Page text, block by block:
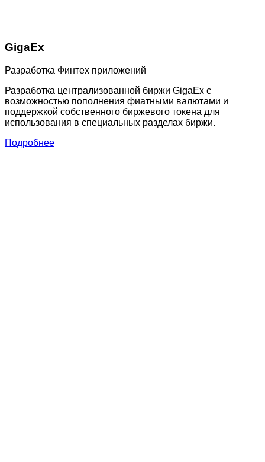
GigaEx
Разработка Финтех приложений
Разработка централизованной биржи GigaEx с
возможностью пополнения фиатными валютами и
поддержкой собственного биржевого токена для
использования в специальных разделах биржи.
Подробнее